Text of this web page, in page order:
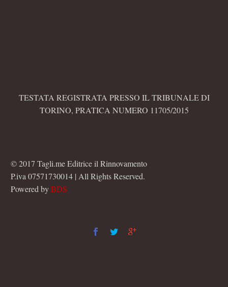
TESTATA REGISTRATA PRESSO IL TRIBUNALE DI
TORINO, PRATICA NUMERO 11705/2015
© 2017 Tagli.me Editrice il Rinnovamento
P.iva 07571730014 | All Rights Reserved.
Powered byBDS